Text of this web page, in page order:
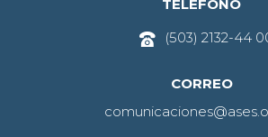
TELÉFONO
(503) 2132-44
CORREO